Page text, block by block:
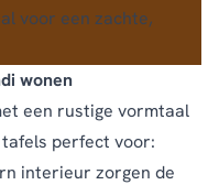
voor een zachte,
wonen
een rustige vormtaal
perfect voor:
interieur zorgen de